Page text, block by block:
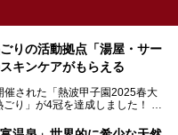
りの活動拠点「湯屋・サー
キンケアがもらえる
された「熱波甲子園2025春大
り」が4冠を達成しました！
湯屋・サーモン」にて、メンズ